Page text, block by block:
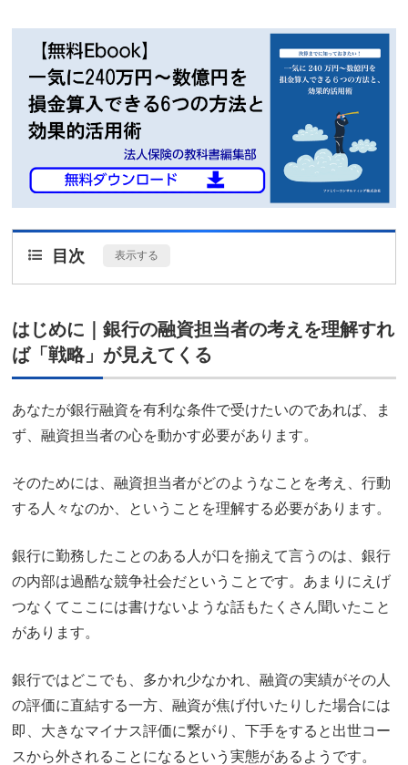
目次 表示する
はじめに｜銀行の融資担当者の考えを理解すれ
ば「戦略」が見えてくる
あなたが銀行融資を有利な条件で受けたいのであれば、ま
ず、融資担当者の心を動かす必要があります。
そのためには、融資担当者がどのようなことを考え、行動
する人々なのか、ということを理解する必要があります。
銀行に勤務したことのある人が口を揃えて言うのは、銀行
の内部は過酷な競争社会だということです。あまりにえげ
つなくてここには書けないような話もたくさん聞いたこと
があります。
銀行ではどこでも、多かれ少なかれ、融資の実績がその人
の評価に直結する一方、融資が焦げ付いたりした場合には
即、大きなマイナス評価に繋がり、下手をすると出世コー
スから外されることになるという実態があるようです。